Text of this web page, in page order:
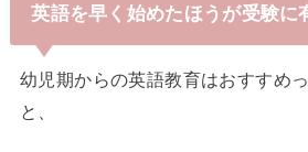
英語を早く始めたほうが受験に
幼児期からの英語教育はおすすめ
と、